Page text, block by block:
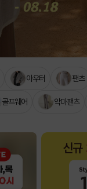
아우터 팬츠
골프웨어 악마팬츠